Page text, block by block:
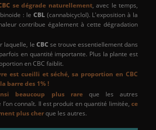
se dégrade naturellement, avec le temps,
: le CBL(cannabicyclol). L'exposition à la
contribue également à cette dégradation
laquelle, le CBC se trouve essentiellement dans
en quantité importante. Plus la plante est
en CBC faiblit.
est cueilli et séché, sa proportion en CBC
barre des 1% !
beaucoup plus rareque les autres
l’on connaît. Il est produit en quantité limitée, ce
plus cherque les autres.